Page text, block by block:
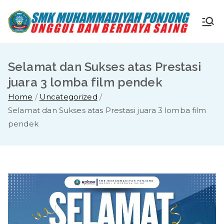
content
S
M
M
m
m
Ungg
ul
Berda
Selamat dan Sukses atas Prestasi
juara 3 lomba film pendek
Home
Uncategorized
Selamat dan Sukses atas Prestasi juara 3 lomba film
pendek